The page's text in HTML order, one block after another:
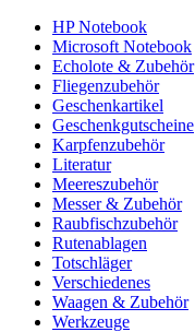
HP Notebook
Microsoft Notebook
Echolote & Zubehör
Fliegenzubehör
Geschenkartikel
Geschenkgutscheine
Karpfenzubehör
Literatur
Meereszubehör
Messer & Zubehör
Raubfischzubehör
Rutenablagen
Totschläger
Verschiedenes
Waagen & Zubehör
Werkzeuge